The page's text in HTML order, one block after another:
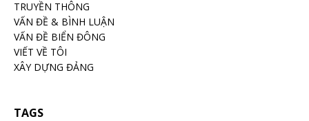
TRUYỀN THÔNG
VẤN ĐỀ & BÌNH LUẬN
VẤN ĐỀ BIỂN ĐÔNG
VIẾT VỀ TÔI
XÂY DỰNG ĐẢNG
TAGS